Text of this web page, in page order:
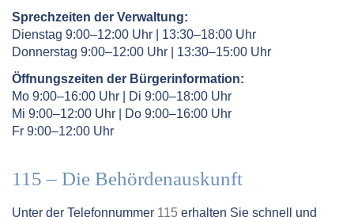
Sprechzeiten der Verwaltung:
Dienstag 9:00–12:00 Uhr | 13:30–18:00 Uhr
Donnerstag 9:00–12:00 Uhr | 13:30–15:00 Uhr
Öffnungszeiten der Bürgerinformation:
Mo 9:00–16:00 Uhr | Di 9:00–18:00 Uhr
Mi 9:00–12:00 Uhr | Do 9:00–16:00 Uhr
Fr 9:00–12:00 Uhr
115 – Die Behördenauskunft
Unter der Telefonnummer 115 erhalten Sie schnell und